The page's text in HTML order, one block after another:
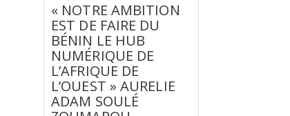
« NOTRE AMBITION
EST DE FAIRE DU
BÉNIN LE HUB
NUMÉRIQUE DE
L’AFRIQUE DE
L’OUEST » AURELIE
ADAM SOULÉ